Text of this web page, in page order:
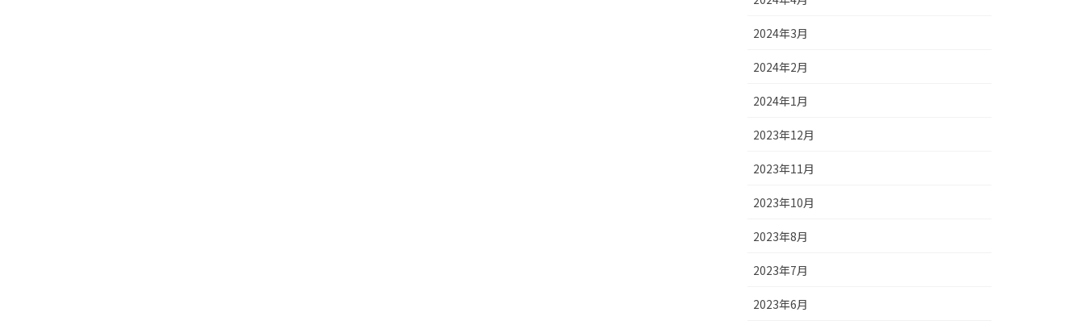
2024年3月
2024年2月
2024年1月
2023年12月
2023年11月
2023年10月
2023年8月
2023年7月
2023年6月